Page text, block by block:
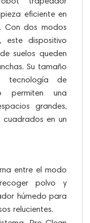
eficiente en
Con dos modos
este dispositivo
suelos queden
Su tamaño
tecnología de
permiten una
grandes,
en un
entre el modo
polvo y
húmedo para
relucientes.